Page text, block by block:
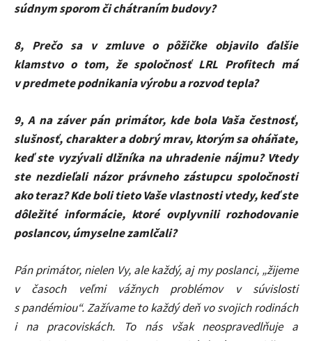
súdnym sporom či chátraním budovy?
8, Prečo sa v zmluve o pôžičke objavilo ďalšie
klamstvo o tom, že spoločnosť LRL Profitech má
v predmete podnikania výrobu a rozvodtepla?
9, A na záver pán primátor, kde bola Vaša čestnosť,
slušnosť, charakter a dobrý mrav, ktorým sa oháňate,
keď ste vyzývali dlžníka na uhradenie nájmu? Vtedy
ste nezdieľali názor právneho zástupcu spoločnosti
ako teraz? Kde boli tieto Vaše vlastnosti vtedy, keď ste
dôležité informácie, ktoré ovplyvnili rozhodovanie
poslancov, úmyselne zamlčali?
Pán primátor, nielen Vy, ale každý, aj my poslanci, „žijeme
v časoch veľmi vážnych problémov v súvislosti
s pandémiou“. Zažívame to každý deň vo svojich rodinách
i na pracoviskách. To nás však neospravedlňuje a